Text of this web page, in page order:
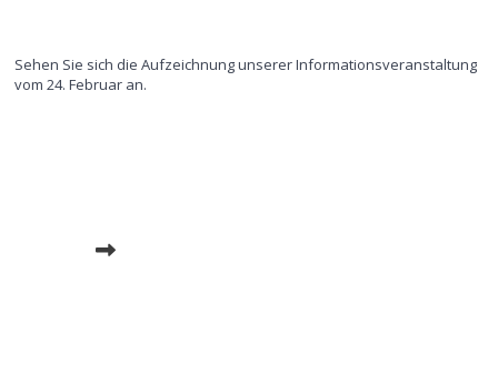
Sehen Sie sich die Aufzeichnung unserer Informationsveranstaltung
vom 24. Februar an.